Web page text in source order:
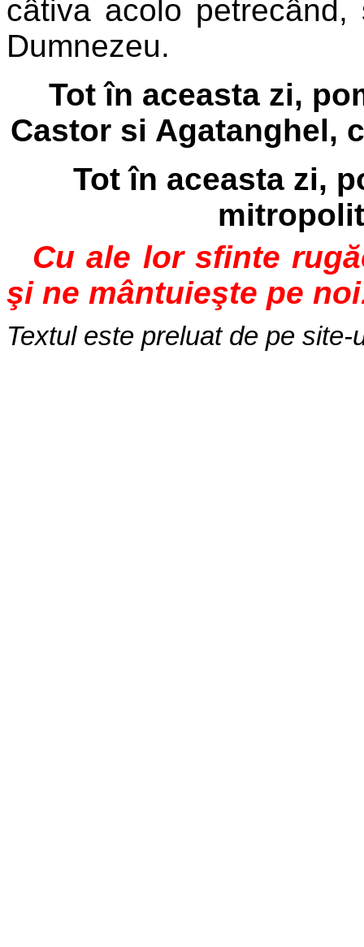
câtiva acolo
Dumnezeu.
Tot în aceasta zi,
Castor si Agatanghel,
Tot în aceasta zi,
Cu ale lor sfinte
şi ne mântuieşte pe
Textul este preluat de pe